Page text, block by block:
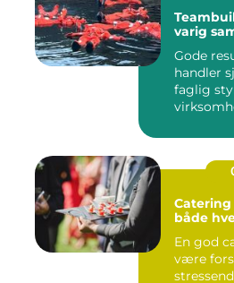
varig
Gode
handler
faglig
både
En god
være